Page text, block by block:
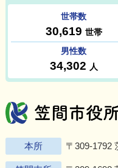
本所 〒309-1792